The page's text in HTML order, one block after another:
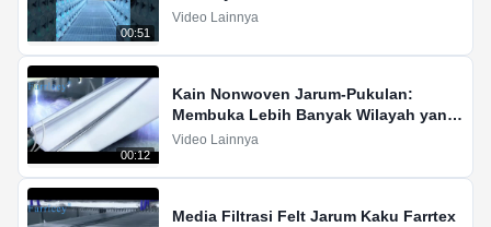
00:51
Video Lainnya
00:12
Kain Nonwoven Jarum-Pukulan:
Membuka Lebih Banyak Wilayah yang
Belum Dipetakan dalam Industri
Video Lainnya
Media Filtrasi Felt Jarum Kaku Farrtex